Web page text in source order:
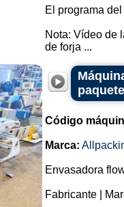
El programa
Nota: Vídeo de
de forja ...
Código
Marca:
Envasadora
Fabricante |